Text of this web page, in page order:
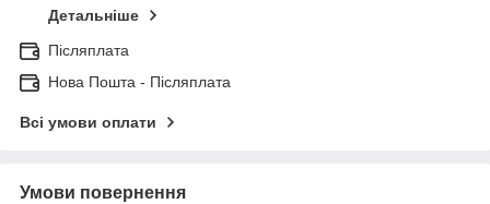
Детальніше
Післяплата
Нова Пошта - Післяплата
Всі умови оплати
Умови повернення